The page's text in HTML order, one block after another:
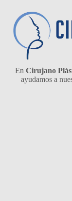
En Cirujano
ayudamos a